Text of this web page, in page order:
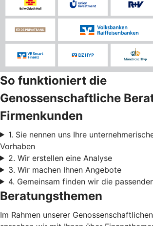
So funktioniert die
Genossenschaftliche
Firmenkunden
1. Sie nennen uns Ihre
Vorhaben
2. Wir erstellen eine Analyse
3. Wir machen Ihnen Angebote
4. Gemeinsam finden wir die
Beratungsthemen
Im Rahmen unserer